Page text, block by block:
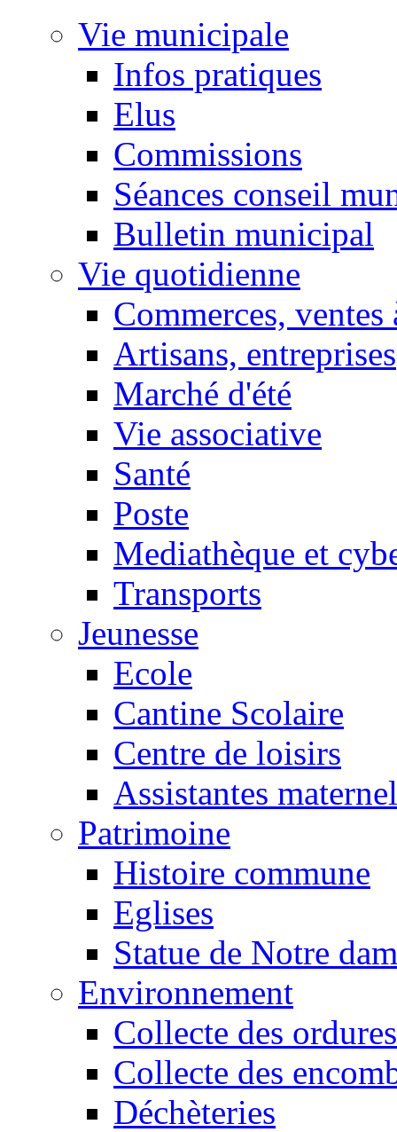
Vie municipale
Infos pratiques
Elus
Commissions
Séances conseil
Bulletin municipal
Vie quotidienne
Commerces, ventes
Artisans, entreprises
Marché d'été
Vie associative
Santé
Poste
Mediathèque et
Transports
Jeunesse
Ecole
Cantine Scolaire
Centre de loisirs
Assistantes
Patrimoine
Histoire commune
Eglises
Statue de Notre
Environnement
Collecte des ordures
Collecte des
Déchèteries